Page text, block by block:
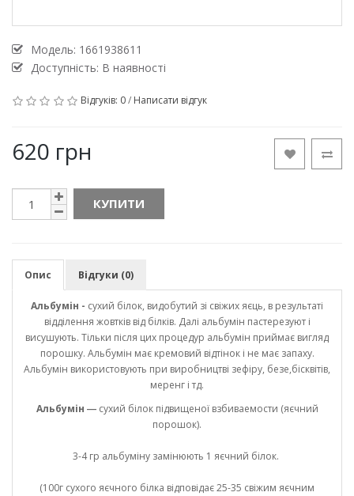
Модель: 1661938611
Доступність: В наявності
Відгуків: 0/ Написати відгук
620 грн
КУПИТИ
Опис Відгуки (0)
Альбумін - сухий білок, видобутий зі свіжих яєць, в результаті
відділення жовтків від білків. Далі альбумін пастерезуют і
висушують. Тільки після цих процедур альбумін приймає вигляд
порошку. Альбумін має кремовий відтінок і не має запаху.
Альбумін використовують при виробництві зефіру, безе,бісквітів,
меренг і тд.
Альбумін ― сухий білок підвищеної взбиваемости (яєчний
порошок).
3-4 гр альбуміну замінюють 1 яєчний білок.
(100г сухого яєчного білка відповідає 25-35 свіжим яєчним